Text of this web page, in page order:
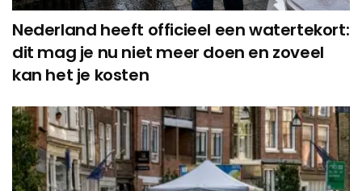
Nederland heeft officieel een watertekort:
dit mag je nu niet meer doen en zoveel
kan het je kosten